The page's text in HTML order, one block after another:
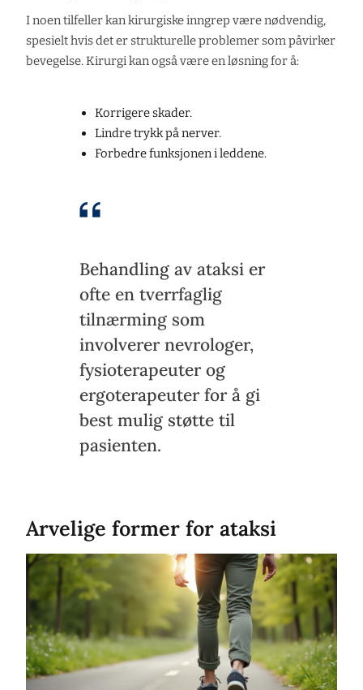
I noen tilfeller kan kirurgiske inngrep være nødvendig,
spesielt hvis det er strukturelle problemer som påvirker
bevegelse. Kirurgi kan også være en løsning for å:
Korrigere skader.
Lindre trykk på nerver.
Forbedre funksjonen i leddene.
Behandling av ataksi er
ofte en tverrfaglig
tilnærming som
involverer nevrologer,
fysioterapeuter og
ergoterapeuter for å gi
best mulig støtte til
pasienten.
Arvelige former for ataksi